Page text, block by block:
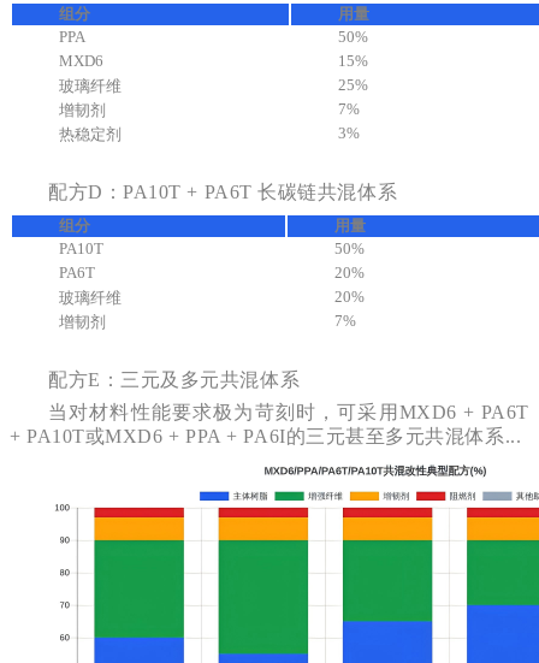
组分
用量
PPA
50%
MXD6
15%
玻璃纤维
25%
增韧剂
7%
热稳定剂
3%
配方D：PA10T + PA6T 长碳链共混体系
组分
用量
PA10T
50%
PA6T
20%
玻璃纤维
20%
增韧剂
7%
配方E：三元及多元共混体系
当对材料性能要求极为苛刻时，可采用MXD6 + PA6T
+ PA10T或MXD6 + PPA + PA6I的三元甚至多元共混体系...